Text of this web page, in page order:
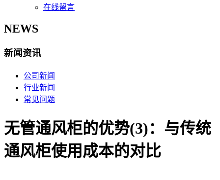
在线留言
NEWS
新闻资讯
公司新闻
行业新闻
常见问题
无管通风柜的优势(3)：与传统
通风柜使用成本的对比